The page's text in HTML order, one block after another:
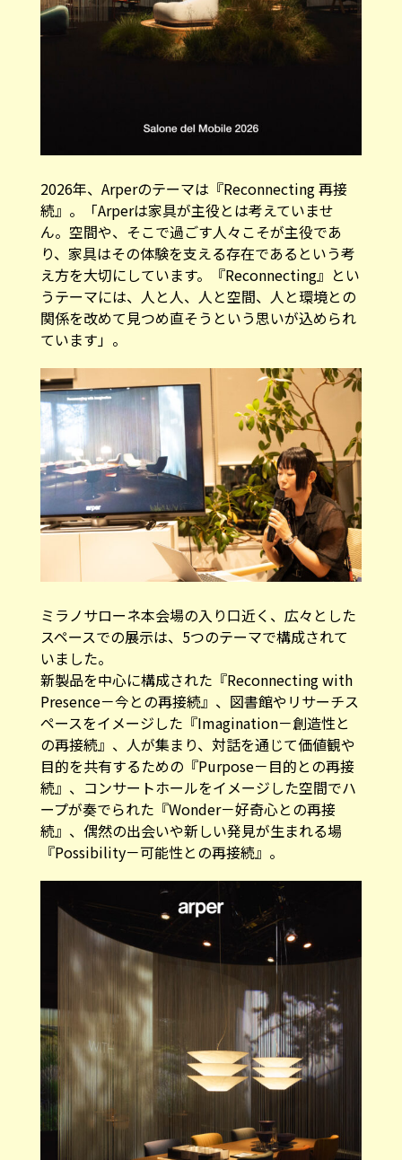
2026年、Arperのテーマは『Reconnecting 再接
続』。「Arperは家具が主役とは考えていませ
ん。空間や、そこで過ごす人々こそが主役であ
り、家具はその体験を支える存在であるという考
え方を大切にしています。『Reconnecting』とい
うテーマには、人と人、人と空間、人と環境との
関係を改めて見つめ直そうという思いが込められ
ています」。
ミラノサローネ本会場の入り口近く、広々とした
スペースでの展示は、5つのテーマで構成されて
いました。
新製品を中心に構成された『Reconnecting with
Presence－今との再接続』、図書館やリサーチス
ペースをイメージした『Imagination－創造性と
の再接続』、人が集まり、対話を通じて価値観や
目的を共有するための『Purpose－目的との再接
続』、コンサートホールをイメージした空間でハ
ープが奏でられた『Wonder－好奇心との再接
続』、偶然の出会いや新しい発見が生まれる場
『Possibility－可能性との再接続』。